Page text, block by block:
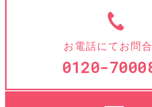
お電話にてお問
0120-